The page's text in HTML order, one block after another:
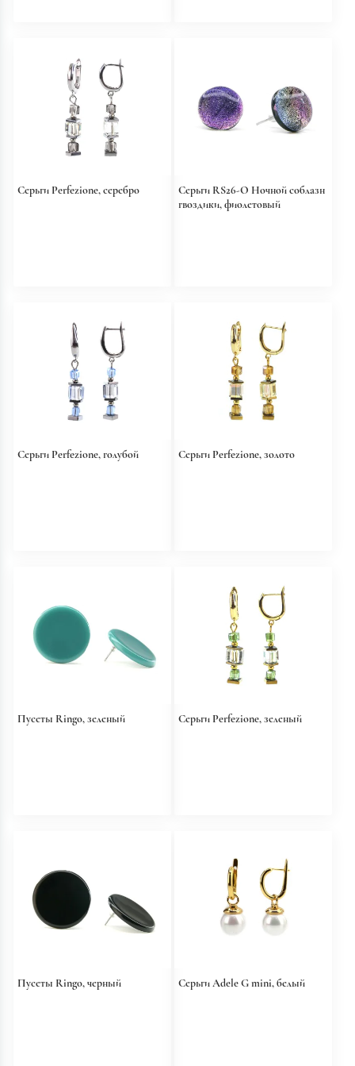
Серьги Perfezione, серебро
Серьги RS26-O Ночной соблазн
гвоздики, фиолетовый
Серьги Perfezione, голубой Серьги Perfezione, золото
Пусеты Ringo, зеленый Серьги Perfezione, зеленый
Пусеты Ringo, черный Серьги Adele G mini, белый